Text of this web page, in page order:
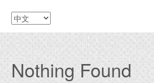
Sprache
auswählen
Nothing Found